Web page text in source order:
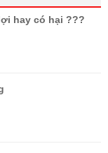
hay có hại ???